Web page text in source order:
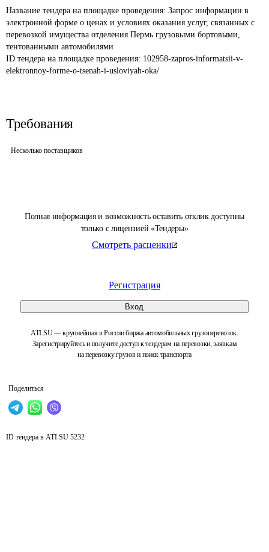
Полная информация и возможность оставить отклик доступны
только с лицензией «Тендеры»
Смотреть расценки
Регистрация
Вход
ATI.SU — крупнейшая в России биржа автомобильных грузоперевозок.
Зарегистрируйтесь и получите доступ к тендерам на перевозки, заявкам
на перевозку грузов и поиск транспорта
Поделиться
Название тендера на площадке проведения: Запрос информации в
электронной форме о ценах и условиях оказания услуг, связанных с
перевозкой имущества отделения Пермь грузовыми бортовыми,
тентованными автомобилями
ID тендера на площадке проведения: 102958-zapros-informatsii-v-
elektronnoy-forme-o-tsenah-i-usloviyah-oka/
Требования
Несколько поставщиков
ID тендера в ATI.SU 5232